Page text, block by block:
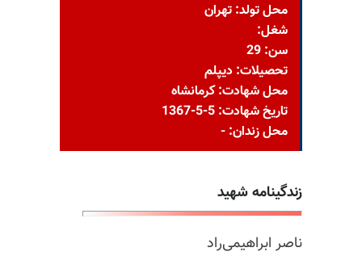
محل تولد: تهران
شغل:
سن: 29
تحصیلات: دیپلم
محل شهادت: کرمانشاه
تاریخ شهادت: 5-5-1367
محل زندان: -
زندگینامه شهید
ناصر ابراهیمی‌راد